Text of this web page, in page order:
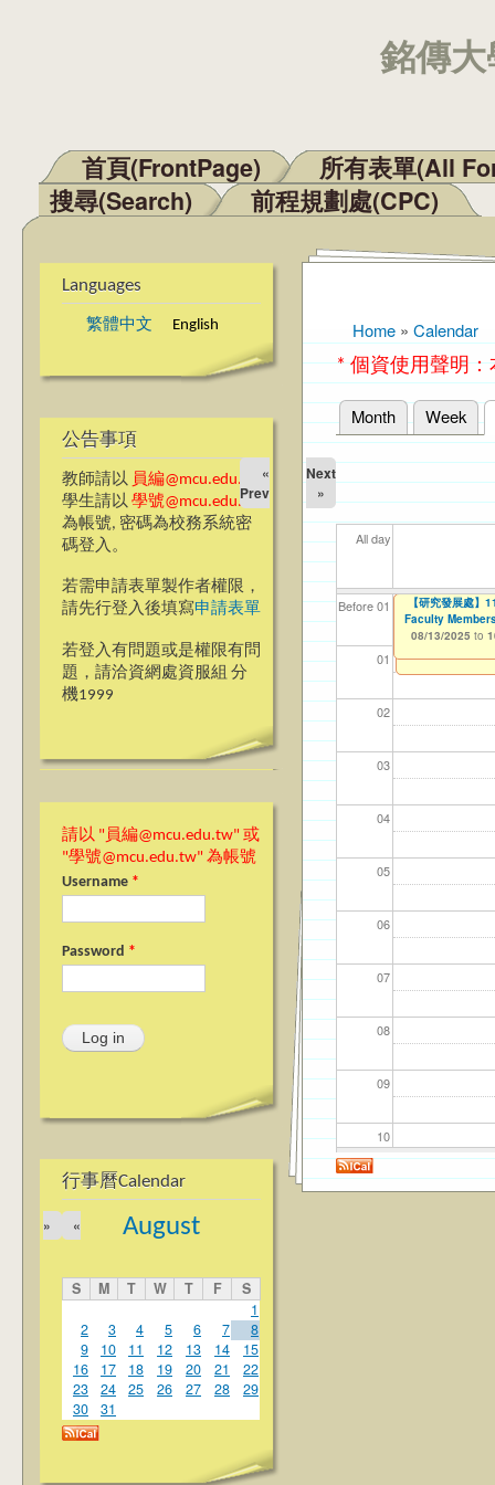
銘傳
Main menu
首頁(FrontPage)
所有表單(All
搜尋(Search)
前程規劃處(CPC)
Languages
繁體中文 English
公告事項
教師請以 員編@mcu.edu.tw
學生請以 學號@mcu.edu.tw
為帳號, 密碼為校務系統密
碼登入。
若需申請表單製作者權限，
請先行登入後填寫申請表單
若登入有問題或是權限有問
題，請洽資網處資服組 分
機1999
請以 "員編@mcu.edu.tw" 或
"學號@mcu.edu.tw" 為帳號
Username *
Password *
行事曆Calendar
August
«
»
S M T W T F
S
1
2
3 4 5 6 7
8
9
10 11 12 13 14
15
16
17 18 19 20 21
22
23
24 25 26 27 28
29
30
31
You are here
Home » Calendar
* 個資使用聲明
Primary tabs
Month Week
«
Prev
Next
»
All day
Before 01
01
02
03
04
05
06
07
08
09
10
11
【資網處】
整合系統～表單
03/27/2013 to
我愛銘傳我愛養
校區)
09/02/2019 to
【財務處】工讀
11/12/2021to
07/31/2027
【財
11/
114
04/
114
02/
114
03/
2025『發現銘
08/08/2025to
【研究發展處
Faculty
08/13/2025 to